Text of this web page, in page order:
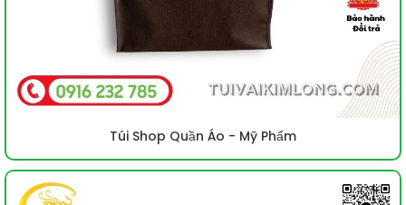
Túi Shop Quần Áo - Mỹ Phẩm